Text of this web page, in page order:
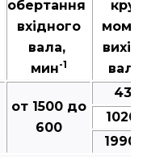
обертання
вхідного
вала,
мин-1
от 1500 до
600
431-
1020-
1990-